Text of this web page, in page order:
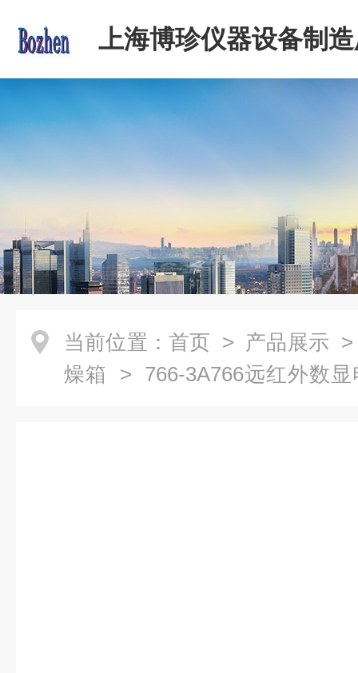
上海博珍仪器设备制
当前位置： 首页 > 产品展示
燥箱 > 766-3A766远红外数